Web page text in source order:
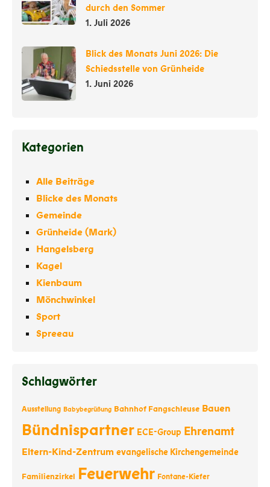
durch den Sommer
1. Juli 2026
Blick des Monats Juni 2026: Die
Schiedsstelle von Grünheide
1. Juni 2026
Kategorien
Alle Beiträge
Blicke des Monats
Gemeinde
Grünheide (Mark)
Hangelsberg
Kagel
Kienbaum
Mönchwinkel
Sport
Spreeau
Schlagwörter
Ausstellung Babybegrüßung Bahnhof Fangschleuse Bauen
Bündnispartner ECE-Group Ehrenamt
Eltern-Kind-Zentrum evangelische Kirchengemeinde
Familienzirkel Feuerwehr Fontane-Kiefer